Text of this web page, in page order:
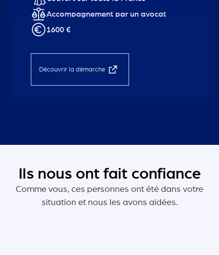
Accompagnement par un avocat
1600 €
Découvrir la démarche
Ils nous ont fait confiance
Comme vous, ces personnes ont été dans votre
situation et nous les avons aidées.